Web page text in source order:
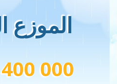
الموزع
000